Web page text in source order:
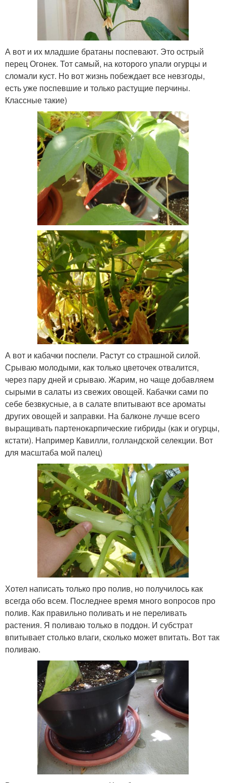
А вот и их младшие братаны поспевают. Это острый
перец Огонек. Тот самый, на которого упали огурцы и
сломали куст. Но вот жизнь побеждает все невзгоды,
есть уже поспевшие и только растущие перчины.
Классные такие)
А вот и кабачки поспели. Растут со страшной силой.
Срываю молодыми, как только цветочек отвалится,
через пару дней и срываю. Жарим, но чаще добавляем
сырыми в салаты из свежих овощей. Кабачки сами по
себе безвкусные, а в салате впитывают все ароматы
других овощей и заправки. На балконе лучше всего
выращивать партенокарпические гибриды (как и огурцы,
кстати). Например Кавилли, голландской селекции. Вот
для масштаба мой палец)
Хотел написать только про полив, но получилось как
всегда обо всем. Последнее время много вопросов про
полив. Как правильно поливать и не переливать
растения. Я поливаю только в поддон. И субстрат
впитывает столько влаги, сколько может впитать. Вот так
поливаю.